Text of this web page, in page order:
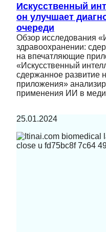
Искусственный
он улучшает
очереди
Обзор исследования
здравоохранении:
на впечатляющие
«Искусственный
сдержанное развитие
приложения»
применения ИИ в
25.01.2024